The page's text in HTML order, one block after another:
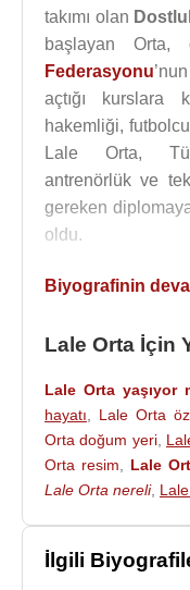
takımı olan
başlayan
Federasyonu
açtığı kurslara
hakemliği,
Lale Orta,
antrenörlük ve
gereken
oldu.
1990 yılından
arasında yer alan
maçında
1994, 1995 1996
Müdürlüğü
İstanbul Bölge
oldu.
Biyografinin
Lale Orta İçin
Lale Orta yaşıyor
hayatı
Lale Orta
Orta doğum yeri,
Orta resim
Lale
Lale Orta nereli,
İlgili